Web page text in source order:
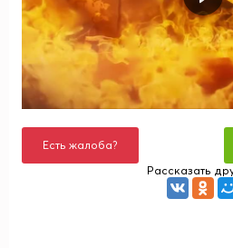
Есть жалоба?
Рассказать